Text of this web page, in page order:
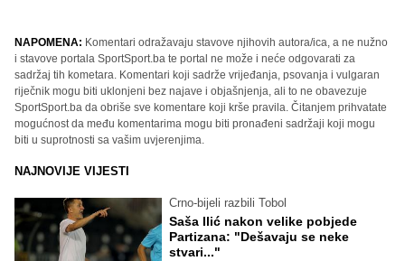
NAPOMENA: Komentari odražavaju stavove njihovih autora/ica, a ne nužno
i stavove portala SportSport.ba te portal ne može i neće odgovarati za
sadržaj tih kometara. Komentari koji sadrže vrijeđanja, psovanja i vulgaran
riječnik mogu biti uklonjeni bez najave i objašnjenja, ali to ne obavezuje
SportSport.ba da obriše sve komentare koji krše pravila. Čitanjem prihvatate
mogućnost da među komentarima mogu biti pronađeni sadržaji koji mogu
biti u suprotnosti sa vašim uvjerenjima.
NAJNOVIJE VIJESTI
Crno-bijeli razbili Tobol
Saša Ilić nakon velike pobjede
Partizana: "Dešavaju se neke
stvari..."